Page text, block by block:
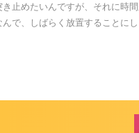
き止めたいんですが、それに時
んで、しばらく放置することに